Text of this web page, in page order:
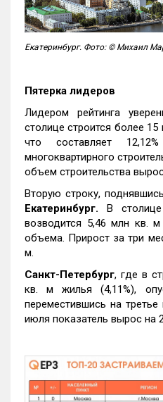
Екатеринбург. Фото: © Михаил
Пятерка лидеров
Лидером рейтинга
столице строится более
что составляет
многоквартирного
объем строительства
Вторую строку,
Екатеринбург. В
возводится 5,46 млн кв.
объема. Прирост за три
м.
Санкт-Петербург, где в
кв. м жилья (4,11%),
переместившись на
июля показатель вырос на